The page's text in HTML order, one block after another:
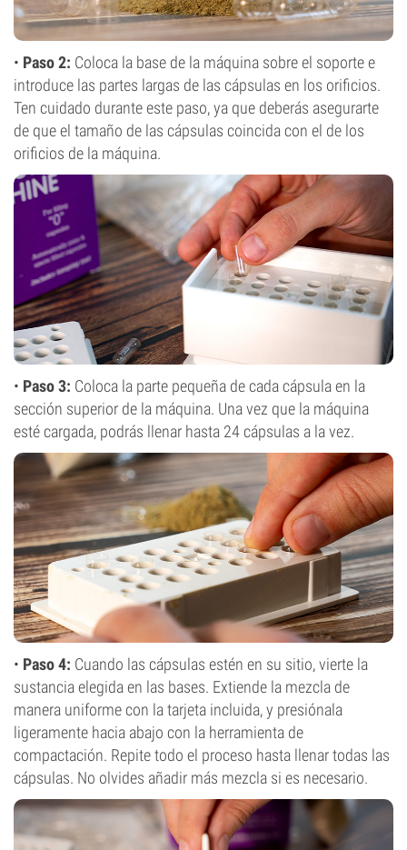
• Paso 2: Coloca la base de la máquina sobre el soporte e
introduce las partes largas de las cápsulas en los orificios.
Ten cuidado durante este paso, ya que deberás asegurarte
de que el tamaño de las cápsulas coincida con el de los
orificios de la máquina.
• Paso 3: Coloca la parte pequeña de cada cápsula en la
sección superior de la máquina. Una vez que la máquina
esté cargada, podrás llenar hasta 24 cápsulas a la vez.
• Paso 4: Cuando las cápsulas estén en su sitio, vierte la
sustancia elegida en las bases. Extiende la mezcla de
manera uniforme con la tarjeta incluida, y presiónala
ligeramente hacia abajo con la herramienta de
compactación. Repite todo el proceso hasta llenar todas las
cápsulas. No olvides añadir más mezcla si es necesario.